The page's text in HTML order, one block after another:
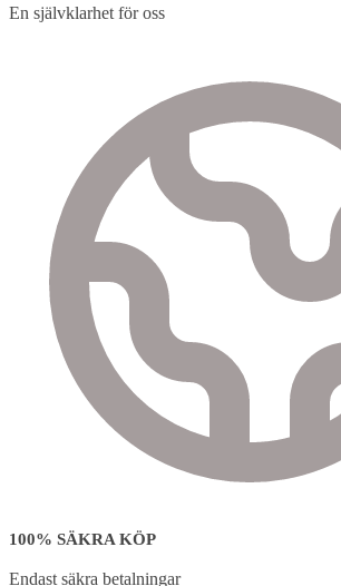
En självklarhet för oss
100% SÄKRA KÖP
Endast säkra betalningar